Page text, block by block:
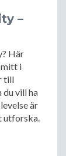
–
Här
mitt i
till
du vill ha
är
utforska.